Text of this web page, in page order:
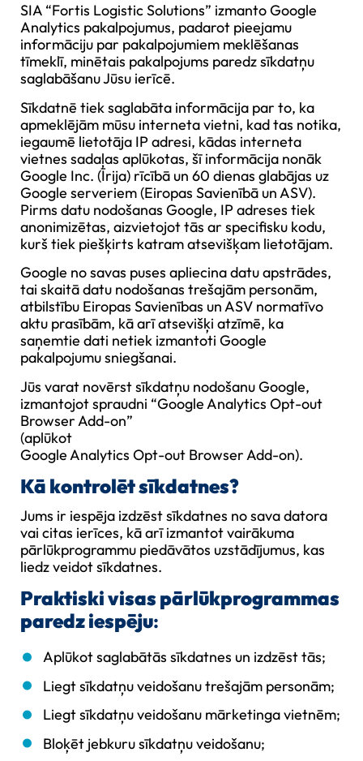
SIA “Fortis Logistic Solutions” izmanto Google
Analytics pakalpojumus, padarot pieejamu
informāciju par pakalpojumiem meklēšanas
tīmeklī, minētais pakalpojums paredz sīkdatņu
saglabāšanu Jūsu ierīcē.
Sīkdatnē tiek saglabāta informācija par to, ka
apmeklējām mūsu interneta vietni, kad tas notika,
iegaumē lietotāja IP adresi, kādas interneta
vietnes sadaļas aplūkotas, šī informācija nonāk
Google Inc. (Īrija) rīcībā un 60 dienas glabājas uz
Google serveriem (Eiropas Savienībā un ASV).
Pirms datu nodošanas Google, IP adreses tiek
anonimizētas, aizvietojot tās ar specifisku kodu,
kurš tiek piešķirts katram atsevišķam lietotājam.
Google no savas puses apliecina datu apstrādes,
tai skaitā datu nodošanas trešajām personām,
atbilstību Eiropas Savienības un ASV normatīvo
aktu prasībām, kā arī atsevišķi atzīmē, ka
saņemtie dati netiek izmantoti Google
pakalpojumu sniegšanai.
Jūs varat novērst sīkdatņu nodošanu Google,
izmantojot spraudni “Google Analytics Opt-out
Browser Add-on”
(aplūkot
Google Analytics Opt-out Browser Add-on).
Kā kontrolēt sīkdatnes?
Jums ir iespēja izdzēst sīkdatnes no sava datora
vai citas ierīces, kā arī izmantot vairākuma
pārlūkprogrammu piedāvātos uzstādījumus, kas
liedz veidot sīkdatnes.
Praktiski visas pārlūkprogrammas
paredz iespēju:
Aplūkot saglabātās sīkdatnes un izdzēst tās;
Liegt sīkdatņu veidošanu trešajām personām;
Liegt sīkdatņu veidošanu mārketinga vietnēm;
Bloķēt jebkuru sīkdatņu veidošanu;